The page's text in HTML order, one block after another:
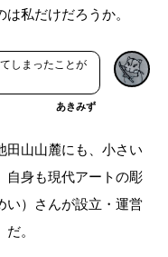
私だけだろうか。
しまったことが
あきみず
田山山麓にも、小さい
自身も現代アートの彫
）さんが設立・運営
。